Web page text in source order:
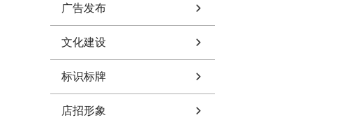
广告发布
文化建设
标识标牌
店招形象